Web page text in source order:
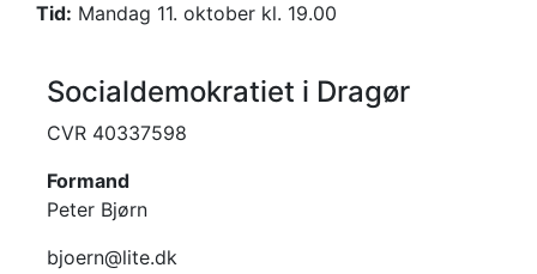
Tid: Mandag 11. oktober kl. 19.00
Socialdemokratiet i Dragør
CVR 40337598
Formand
Peter Bjørn
bjoern@lite.dk